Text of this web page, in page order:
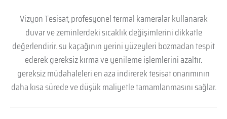
Vizyon Tesisat, profesyonel termal kameralar kullanarak
duvar ve zeminlerdeki sıcaklık değişimlerini dikkatle
değerlendirir. su kaçağının yerini yüzeyleri bozmadan tespit
ederek gereksiz kırma ve yenileme işlemlerini azaltır.
gereksiz müdahaleleri en aza indirerek tesisat onarımının
daha kısa sürede ve düşük maliyetle tamamlanmasını sağlar.